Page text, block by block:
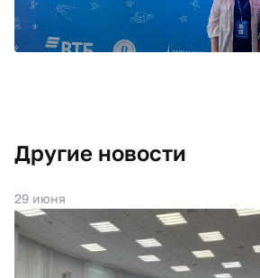
Другие новости
29 июня